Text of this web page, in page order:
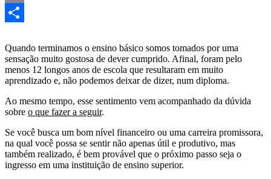
Email
Quando terminamos o ensino básico somos tomados por uma
sensação muito gostosa de dever cumprido. Afinal, foram pelo
menos 12 longos anos de escola que resultaram em muito
aprendizado e, não podemos deixar de dizer, num diploma.
Ao mesmo tempo, esse sentimento vem acompanhado da dúvida
sobre o que fazer a seguir.
Se você busca um bom nível financeiro ou uma carreira promissora,
na qual você possa se sentir não apenas útil e produtivo, mas
também realizado, é bem provável que o próximo passo seja o
ingresso em uma instituição de ensino superior.